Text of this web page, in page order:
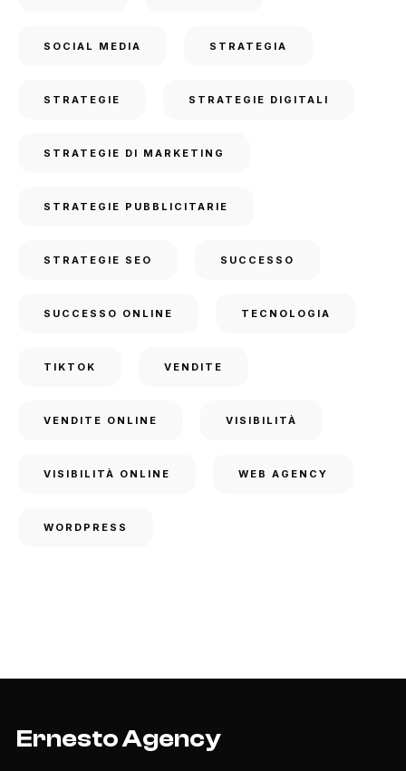
SOCIAL MEDIA STRATEGIA
STRATEGIE STRATEGIE DIGITALI
STRATEGIE DI MARKETING
STRATEGIE PUBBLICITARIE
STRATEGIE SEO SUCCESSO
SUCCESSO ONLINE TECNOLOGIA
TIKTOK VENDITE
VENDITE ONLINE VISIBILITÀ
VISIBILITÀ ONLINE WEB AGENCY
WORDPRESS
Ernesto Agency